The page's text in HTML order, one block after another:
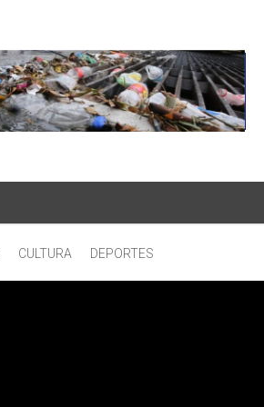
CULTURA DEPORTES